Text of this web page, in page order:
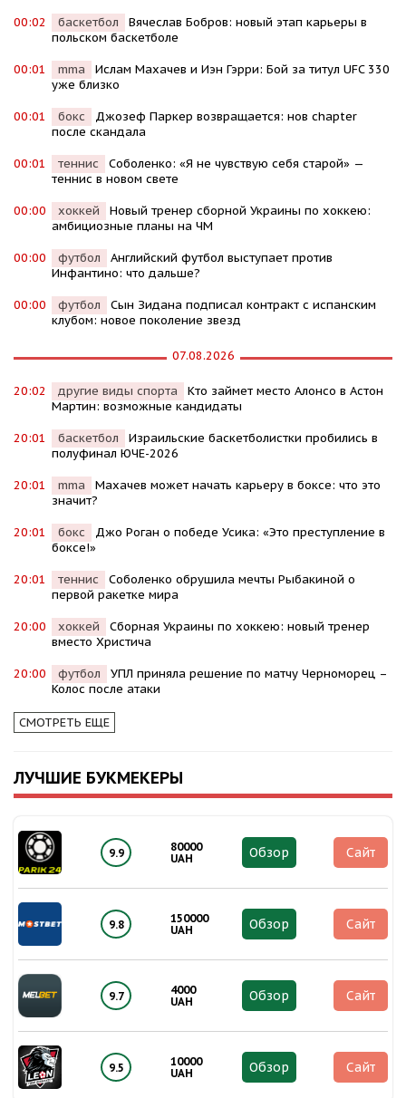
00:02 баскетбол
Вячеслав Бобров: новый этап карьеры в
польском баскетболе
00:01 mma
Ислам Махачев и Иэн Гэрри: Бой за титул UFC 330
уже близко
00:01 бокс
Джозеф Паркер возвращается: нов chapter
после скандала
00:01 теннис
Соболенко: «Я не чувствую себя старой» —
теннис в новом свете
00:00 хоккей
Новый тренер сборной Украины по хоккею:
амбициозные планы на ЧМ
00:00 футбол
Английский футбол выступает против
Инфантино: что дальше?
00:00 футбол
Сын Зидана подписал контракт с испанским
клубом: новое поколение звезд
07.08.2026
20:02 другие виды спорта
Кто займет место Алонсо в Астон
Мартин: возможные кандидаты
20:01 баскетбол
Израильские баскетболистки пробились в
полуфинал ЮЧЕ-2026
20:01 mma
Махачев может начать карьеру в боксе: что это
значит?
20:01 бокс
Джо Роган о победе Усика: «Это преступление в
боксе!»
20:01 теннис
Соболенко обрушила мечты Рыбакиной о
первой ракетке мира
20:00 хоккей
Сборная Украины по хоккею: новый тренер
вместо Христича
20:00 футбол
УПЛ приняла решение по матчу Черноморец –
Колос после атаки
СМОТРЕТЬ ЕЩЕ
ЛУЧШИЕ БУКМЕКЕРЫ
9.9
80000
UAH
Обзор Сайт
9.8
150000
UAH
Обзор Сайт
9.7
4000
UAH
Обзор Сайт
9.5
10000
UAH
Обзор Сайт